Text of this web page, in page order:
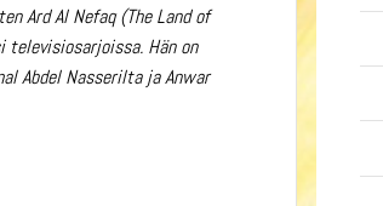
Ard Al Nefaq (The Land of
televisiosarjoissa. Hän on
Abdel Nasserilta ja Anwar